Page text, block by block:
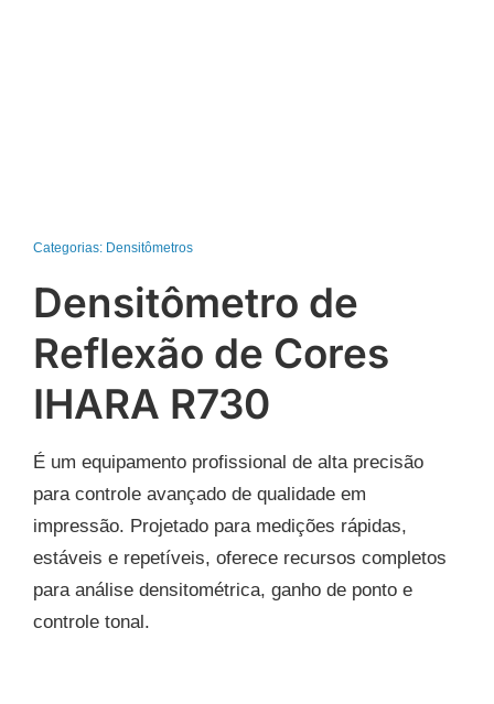
Categorias: Densitômetros
Densitômetro de
Reflexão de Cores
IHARA R730
É um equipamento profissional de alta precisão
para controle avançado de qualidade em
impressão. Projetado para medições rápidas,
estáveis e repetíveis, oferece recursos completos
para análise densitométrica, ganho de ponto e
controle tonal.